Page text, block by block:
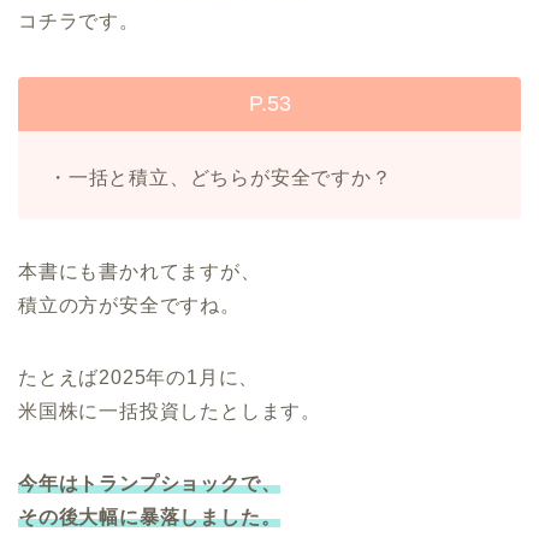
コチラです。
P.53
・一括と積立、どちらが安全ですか？
本書にも書かれてますが、
積立の方が安全ですね。
たとえば2025年の1月に、
米国株に一括投資したとします。
今年はトランプショックで、
その後大幅に暴落しました。